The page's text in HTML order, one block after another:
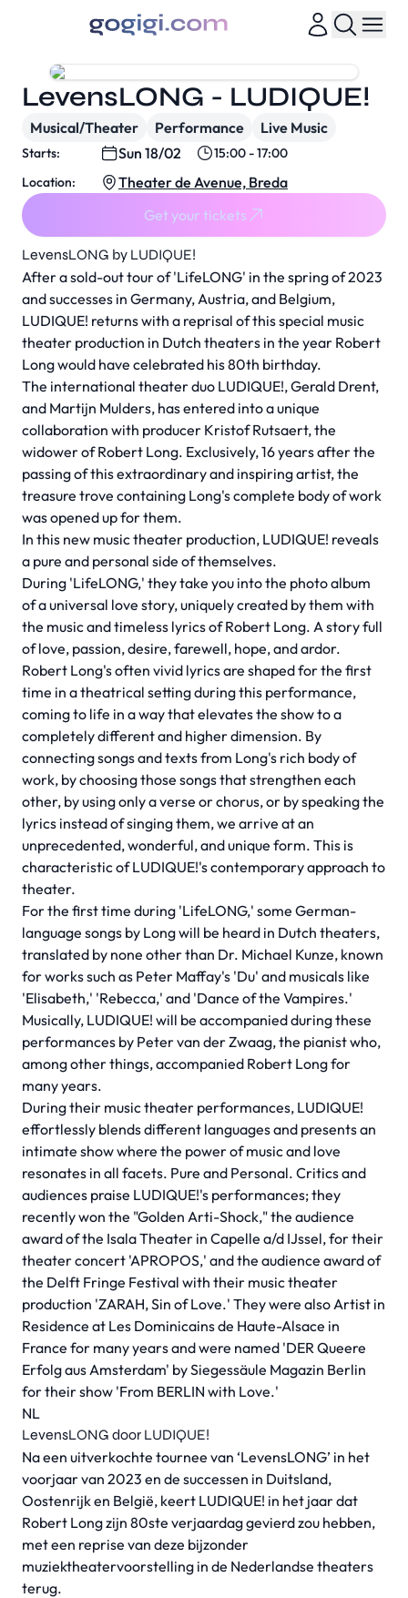
LevensLONG by LUDIQUE!
After a sold-out tour of 'LifeLONG' in the spring of 2023
and successes in Germany, Austria, and Belgium,
LUDIQUE! returns with a reprisal of this special music
theater production in Dutch theaters in the year Robert
Long would have celebrated his 80th birthday.
The international theater duo LUDIQUE!, Gerald Drent,
and Martijn Mulders, has entered into a unique
collaboration with producer Kristof Rutsaert, the
widower of Robert Long. Exclusively, 16 years after the
passing of this extraordinary and inspiring artist, the
treasure trove containing Long's complete body of work
was opened up for them.
In this new music theater production, LUDIQUE! reveals
a pure and personal side of themselves.
During 'LifeLONG,' they take you into the photo album
of a universal love story, uniquely created by them with
the music and timeless lyrics of Robert Long. A story full
of love, passion, desire, farewell, hope, and ardor.
Robert Long's often vivid lyrics are shaped for the first
time in a theatrical setting during this performance,
coming to life in a way that elevates the show to a
completely different and higher dimension. By
connecting songs and texts from Long's rich body of
work, by choosing those songs that strengthen each
other, by using only a verse or chorus, or by speaking the
lyrics instead of singing them, we arrive at an
unprecedented, wonderful, and unique form. This is
characteristic of LUDIQUE!'s contemporary approach to
theater.
For the first time during 'LifeLONG,' some German-
language songs by Long will be heard in Dutch theaters,
translated by none other than Dr. Michael Kunze, known
for works such as Peter Maffay's 'Du' and musicals like
'Elisabeth,' 'Rebecca,' and 'Dance of the Vampires.'
Musically, LUDIQUE! will be accompanied during these
performances by Peter van der Zwaag, the pianist who,
among other things, accompanied Robert Long for
many years.
During their music theater performances, LUDIQUE!
effortlessly blends different languages and presents an
intimate show where the power of music and love
resonates in all facets. Pure and Personal. Critics and
audiences praise LUDIQUE!'s performances; they
recently won the "Golden Arti-Shock," the audience
award of the Isala Theater in Capelle a/d IJssel, for their
theater concert 'APROPOS,' and the audience award of
the Delft Fringe Festival with their music theater
production 'ZARAH, Sin of Love.' They were also Artist in
Residence at Les Dominicains de Haute-Alsace in
France for many years and were named 'DER Queere
Erfolg aus Amsterdam' by Siegessäule Magazin Berlin
for their show 'From BERLIN with Love.'
NL
LevensLONG door LUDIQUE!
Na een uitverkochte tournee van ‘LevensLONG’ in het
voorjaar van 2023 en de successen in Duitsland,
Oostenrijk en België, keert LUDIQUE! in het jaar dat
Robert Long zijn 80ste verjaardag gevierd zou hebben,
met een reprise van deze bijzonder
muziektheatervoorstelling in de Nederlandse theaters
terug.
LevensLONG - LUDIQUE!
Musical/Theater Performance Live Music
Starts: Sun 18/02
15:00 - 17:00
Location:
Theater de Avenue, Breda
Get your tickets